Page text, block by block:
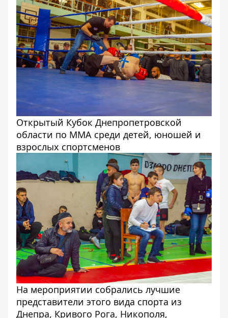
Открытый Кубок Днепропетровской
области по ММА среди детей, юношей и
взрослых спортсменов
На мероприятии собрались лучшие
представители этого вида спорта из
Днепра, Кривого Рога, Никополя,